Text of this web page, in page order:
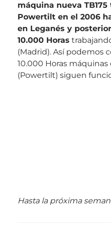
máquina nueva
Powertilt en el 2006
en Leganés y
10.000 Horas
(Madrid). Así podemos
10.000 Horas
(Powertilt) siguen
Hasta la próxima